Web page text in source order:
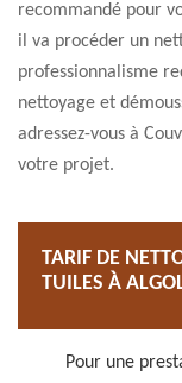
recommandé pour
il va procéder un
professionnalisme
nettoyage et
adressez-vous à
votre projet.
TARIF DE
TUILES À
Pour une